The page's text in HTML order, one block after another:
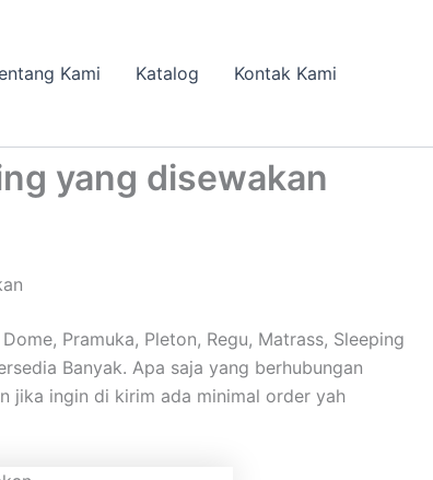
Kami Katalog Kontak Kami
yang disewakan
Pramuka, Pleton, Regu, Matrass, Sleeping
Banyak. Apa saja yang berhubungan
jika ingin di kirim ada minimal order yah